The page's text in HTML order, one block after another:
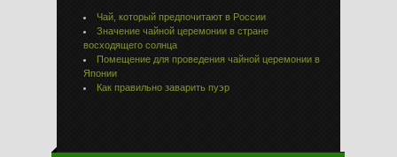
Чай, который предпочитают в России
Значение чайной церемонии в стране
восходящего солнца
Помещение для проведения чайной церемонии в
Японии
Как правильно заварить пуэр